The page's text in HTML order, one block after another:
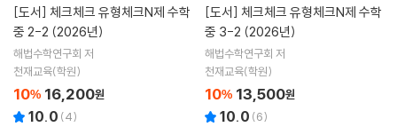
[도서]
중 2-2 (2026년)
해법수학연구회 저
천재교육(학원)
10% 16,200원
10.0 (4)
[도서]
중 3-2 (2026년)
해법수학연구회 저
천재교육(학원)
10% 13,500원
10.0 (6)